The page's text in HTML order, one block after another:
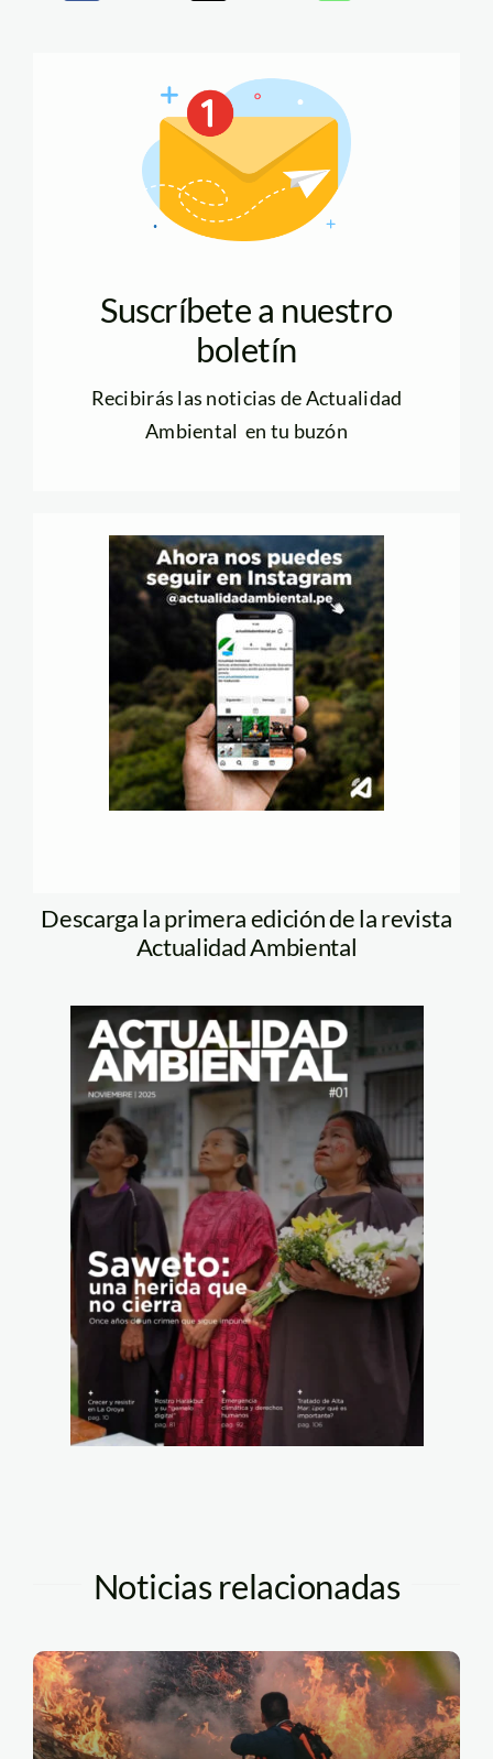
Suscríbete a nuestro
boletín
Recibirás las noticias de Actualidad
Ambiental en tu buzón
Descarga la primera edición de la revista
Actualidad Ambiental
Noticias relacionadas